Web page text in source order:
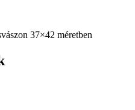
37×42 méretben